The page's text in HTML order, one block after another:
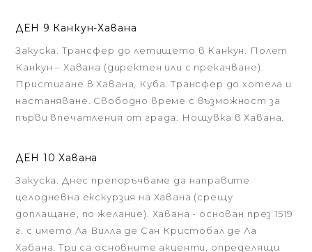
ДЕН 9 Канкун-Хавана
Закуска. Трансфер до летището в Канкун. Полет
Канкун – Хавана (директен или с прекачване).
Пристигане в Хавана, Куба. Трансфер до хотела и
настаняване. Свободно време с възможност за
първи впечатления от града. Нощувка в Хавана.
ДЕН 10 Хавана
Закуска. Днес препоръчваме да направите
целодневна екскурзия на Хавана (срещу
доплащане, по желание). Хавана - основан през 1519
г. с името Ла Вилла де Сан Кристобал де Ла
Хабана. Три са основните акценти, определящи